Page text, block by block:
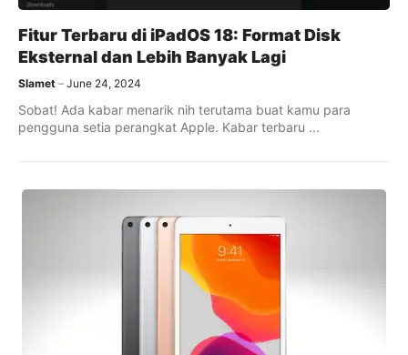
Fitur Terbaru di iPadOS 18: Format Disk
Eksternal dan Lebih Banyak Lagi
Slamet June 24, 2024
Sobat! Ada kabar menarik nih terutama buat kamu para
pengguna setia perangkat Apple. Kabar terbaru ...